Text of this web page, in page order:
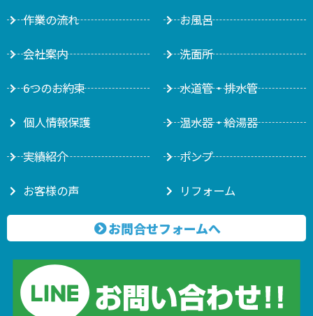
作業の流れ
会社案内
6つのお約束
個人情報保護
実績紹介
お客様の声
お風呂
洗面所
水道管・排水管
温水器・給湯器
ポンプ
リフォーム
お問合せフォームへ